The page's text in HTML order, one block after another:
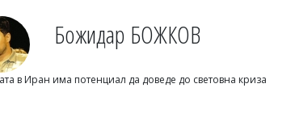
Божидар БОЖКОВ
в Иран има потенциал да доведе до световна криза